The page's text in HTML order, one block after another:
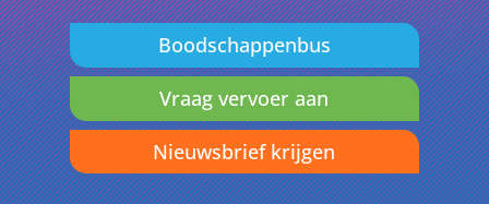
Boodschappenbus
Vraag vervoer aan
Nieuwsbrief krijgen